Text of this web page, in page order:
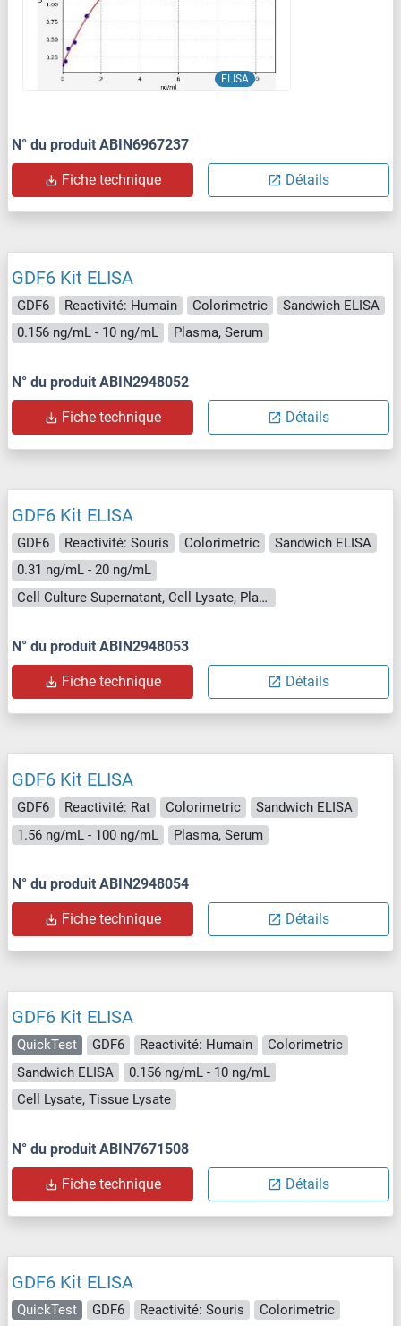
ELISA
N° du produit ABIN6967237
Fiche technique Détails
GDF6 Kit ELISA
GDF6 Reactivité: Humain Colorimetric
Sandwich ELISA
0.156 ng/mL - 10 ng/mL
Plasma, Serum
N° du produit ABIN2948052
Fiche technique Détails
GDF6 Kit ELISA
GDF6 Reactivité: Souris Colorimetric
Sandwich ELISA
0.31 ng/mL - 20 ng/mL
Cell Culture Supernatant, Cell Lysate, Plasma, Serum, Tissue Homogenate
N° du produit ABIN2948053
Fiche technique Détails
GDF6 Kit ELISA
GDF6 Reactivité: Rat Colorimetric
Sandwich ELISA
1.56 ng/mL - 100 ng/mL
Plasma, Serum
N° du produit ABIN2948054
Fiche technique Détails
GDF6 Kit ELISA
QuickTest GDF6 Reactivité: Humain
Colorimetric
Sandwich ELISA
0.156 ng/mL - 10 ng/mL
Cell Lysate, Tissue Lysate
N° du produit ABIN7671508
Fiche technique Détails
GDF6 Kit ELISA
QuickTest GDF6 Reactivité: Souris
Colorimetric